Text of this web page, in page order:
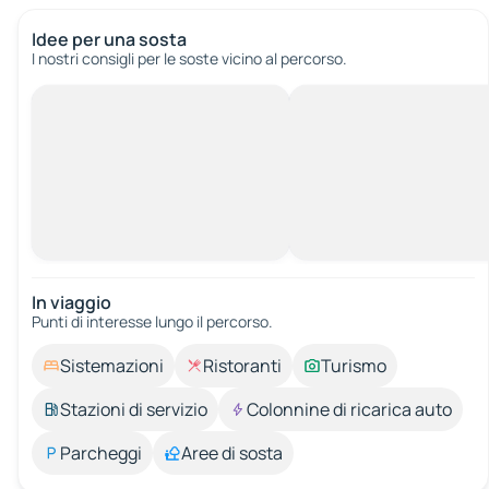
Idee per una sosta
I nostri consigli per le soste vicino al percorso.
In viaggio
Punti di interesse lungo il percorso.
Sistemazioni Ristoranti
Turismo
Stazioni di servizio
Colonnine di ricarica auto
Parcheggi
Aree di sosta